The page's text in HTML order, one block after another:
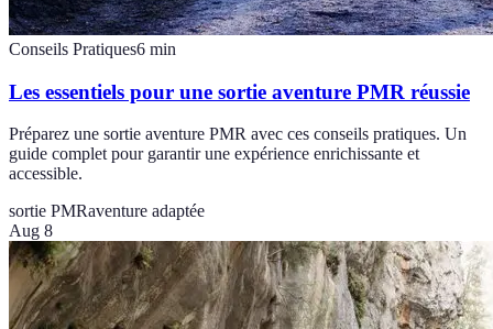
Conseils Pratiques6 min
Les essentiels pour une sortie aventure PMR réussie
Préparez une sortie aventure PMR avec ces conseils pratiques. Un
guide complet pour garantir une expérience enrichissante et
accessible.
sortie PMRaventure adaptée
Aug 8